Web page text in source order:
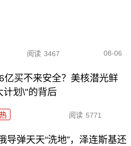
阅读 3467 08-06
亿买不来安全？美核潜光鲜
计划\"的背后
阅读 5771
导弹天天“洗地”，泽连斯基还